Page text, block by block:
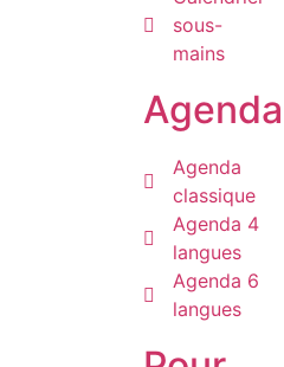
sous-
mains
Agenda
classique
Agenda 4
langues
Agenda 6
langues